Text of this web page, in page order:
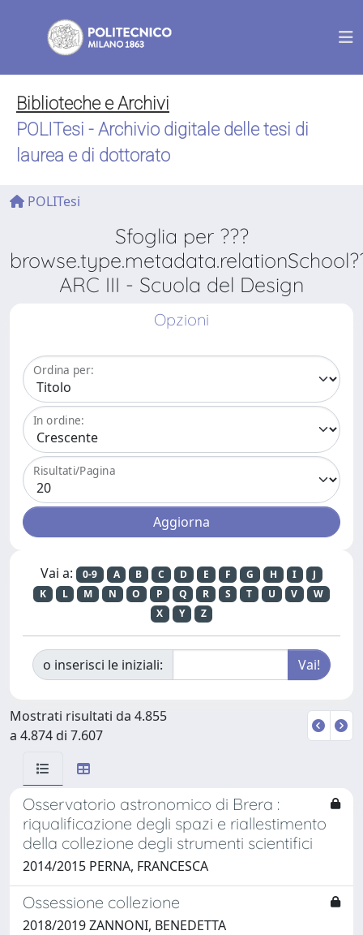
Biblioteche e Archivi
POLITesi - Archivio digitale delle tesi di
laurea e di dottorato
POLITesi
Sfoglia per ???
ARC III - Scuola del Design
Opzioni
Ordina per:
In ordine:
Risultati/Pagina
Vai a: 0-9 A B C D E F G H I
J
K
L M N O P Q R S T U V
W
X
Y Z
o inserisci le iniziali:
Mostrati risultati da 4.855
a 4.874 di 7.607
Osservatorio astronomico di Brera :
riqualificazione degli spazi e riallestimento
della collezione degli strumenti scientifici
2014/2015 PERNA, FRANCESCA
Ossessione collezione
2018/2019 ZANNONI, BENEDETTA